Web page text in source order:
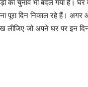
का चुनाव भी बदल गया है।
पूरा दिन निकाल रहे हैं।
लीजिए जो अपने घर पर इन